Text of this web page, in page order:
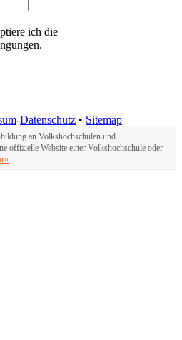
ich die
-Datenschutz • Sitemap
an Volkshochschulen und
offizielle Website einer Volkshochschule oder